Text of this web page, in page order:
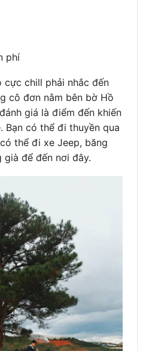
phí
chill phải nhắc đến
cô đơn nằm bên bờ Hồ
giá là điểm đến khiến
Bạn có thể đi thuyền qua
thể đi xe Jeep, băng
già để đến nơi đây.